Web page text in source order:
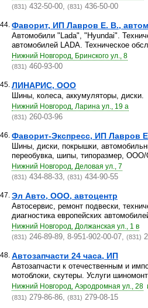
(831) 432-50-00, (831) 436-50-00
44. Фаворит, ИП Лавров Е. В.,
Автомобили "Lada", "Hyundai".
автомобилей LADA. Техническое
Нижний Новгород, Бринского ул., 8
(831) 460-93-00
45. ЛИНАРИС, ООО
Шины, колеса, аккумуляторы, диски.
Нижний Новгород, Ларина ул., 19 а
(831) 260-03-96
46. Фаворит-Экспресс, ИП Лавров
Шины, диски, покрышки,
переобувка, шипы, типоразмер, OOO/
Нижний Новгород, Деловая ул., 7
(831) 434-88-33, (831) 434-90-55
47. Эл Авто, ООО, автоцентр
Автосервис, ремонт подвески,
диагностика европейских
Нижний Новгород, Должанская ул., 1 в
(831) 246-89-89, 8-951-902-00-07, (831)
48. Автозапчасти 24 часа, ИП
Автозапчасти к отечественным и
мотоблоки, скутеры. Услуги
Нижний Новгород, Аэродромная ул., 28
(831) 279-86-86, (831) 279-08-15